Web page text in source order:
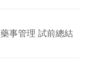
藥事管理 試前總結